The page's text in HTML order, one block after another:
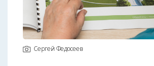
Сергей Федосеев